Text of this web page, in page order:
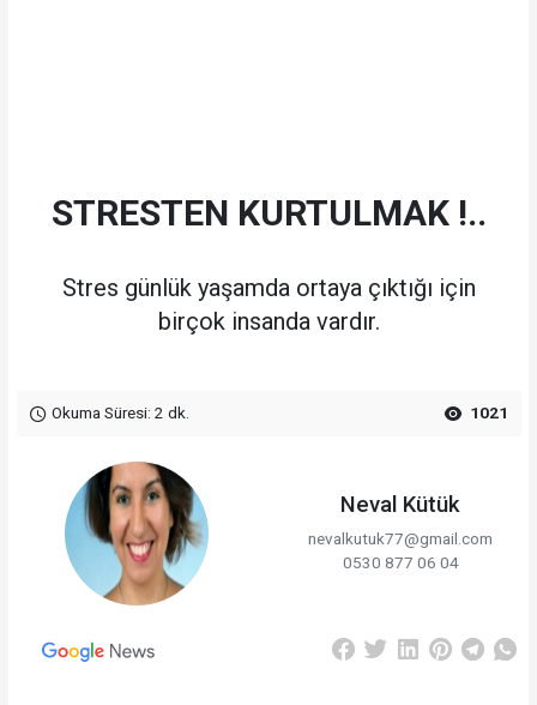
STRESTEN KURTULMAK !..
Stres günlük yaşamda ortaya çıktığı için
birçok insanda vardır.
Okuma Süresi: 2 dk. 1021
Neval Kütük
nevalkutuk77@gmail.com
0530 877 06 04